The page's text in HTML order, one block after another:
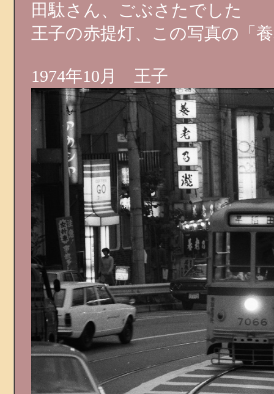
田駄さん、ごぶさたでした
王子の赤提灯、この写真の「
1974年10月 王子